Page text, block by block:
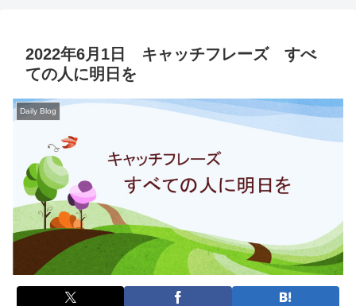
2022年6月1日 キャッチフレーズ すべ
ての人に明日を
Daily Blog